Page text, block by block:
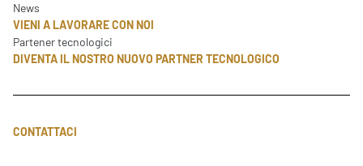
News
VIENI A LAVORARE CON NOI
Partener tecnologici
DIVENTA IL NOSTRO NUOVO PARTNER TECNOLOGICO
CONTATTACI